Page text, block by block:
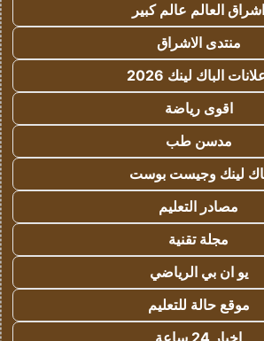
اشراق العالم عالم كبير
منتدى الاشراق
الباك لينك 2026
اقوى رياضة
مدسن طب
لينك وجيست بوست
مصادر التعليم
مجلة تقنية
يو ان بي الرياضي
موقع حالة للتعليم
اخبار 24 ساعة